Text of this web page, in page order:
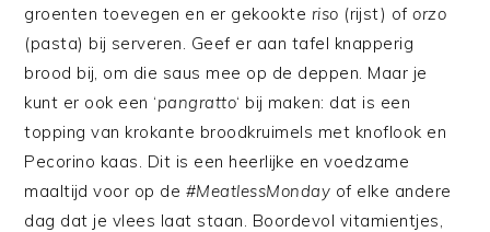
groenten toevegen en er gekookte riso (rijst) oforzo
(pasta) bij serveren. Geef er aan tafel knapperig
brood bij, om die saus mee op de deppen. Maar je
kunt er ook een ‘pangratto‘ bij maken: dat is een
topping van krokante broodkruimels met knoflook en
Pecorino kaas. Dit is een heerlijke en voedzame
maaltijd voor op de #MeatlessMonday of elke andere
dag dat je vlees laat staan. Boordevol vitamientjes,